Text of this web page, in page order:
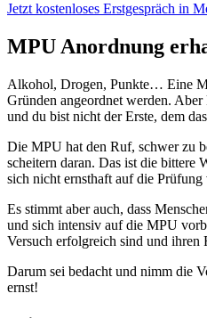
Jetzt kostenloses Erstgespräch in
MPU Anordnung
Alkohol, Drogen, Punkte… Eine
Gründen angeordnet werden. Aber
und du bist nicht der Erste, dem
Die MPU hat den Ruf, schwer zu
scheitern daran. Das ist die bittere
sich nicht ernsthaft auf die Prüfung
Es stimmt aber auch, dass
und sich intensiv auf die MPU
Versuch erfolgreich sind und ihren
Darum sei bedacht und nimm die
ernst!